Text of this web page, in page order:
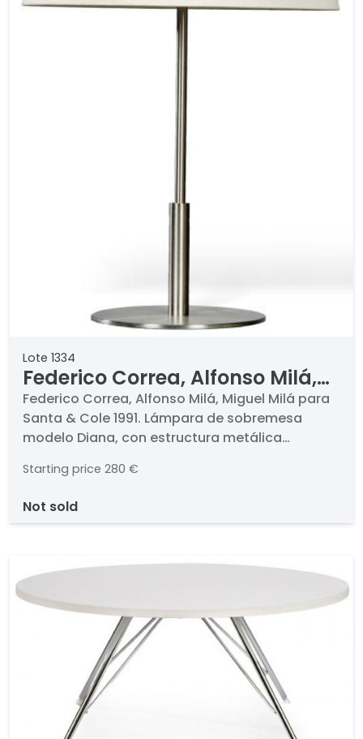
Lote 1334
Federico Correa, Alfonso Milá,
Miguel Milá para Santa & Cole
1991 Lámpara de sobremesa
modelo Diana
Federico Correa, Alfonso Milá, Miguel Milá para
Santa & Cole 1991. Lámpara de sobremesa
modelo Diana, con estructura metálica
con difusor superior de cartulina translúcida
Starting price 280 €
not sold